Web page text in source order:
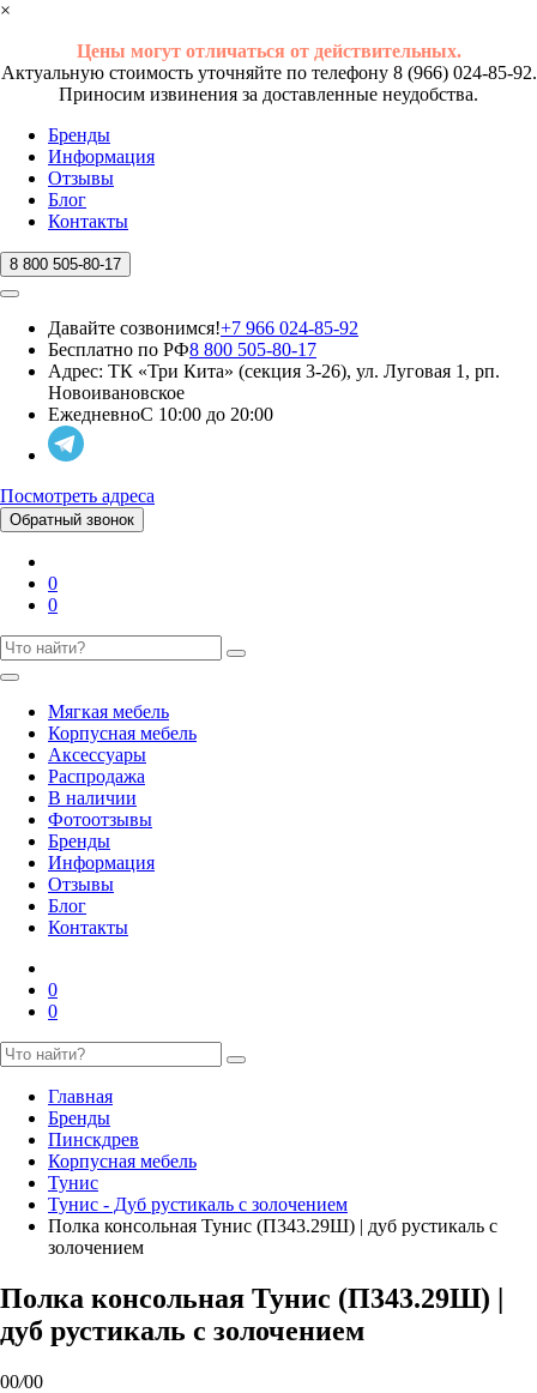
×
Цены могут отличаться от действительных.
Актуальную стоимость уточняйте по телефону 8 (966) 024-85-92.
Приносим извинения за доставленные неудобства.
Бренды
Информация
Отзывы
Блог
Контакты
8 800 505-80-17
Давайте созвонимся!+7 966 024-85-92
Бесплатно по РФ8 800 505-80-17
Адрес: ТК «Три Кита» (секция 3-26), ул. Луговая 1, рп.
Новоивановское
ЕжедневноС 10:00 до 20:00
Посмотреть адреса
Обратный звонок
0
0
Мягкая мебель
Корпусная мебель
Аксессуары
Распродажа
В наличии
Фотоотзывы
Бренды
Информация
Отзывы
Блог
Контакты
0
0
Главная
Бренды
Пинскдрев
Корпусная мебель
Тунис
Тунис - Дуб рустикаль с золочением
Полка консольная Тунис (П343.29Ш) | дуб рустикаль с
золочением
Полка консольная Тунис (П343.29Ш) |
дуб рустикаль с золочением
00/00